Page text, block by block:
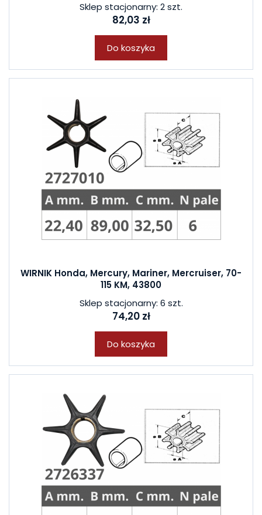
Sklep stacjonarny: 2 szt.
82,03 zł
Do koszyka
WIRNIK Honda, Mercury, Mariner, Mercruiser, 70-
115 KM, 43800
Sklep stacjonarny: 6 szt.
74,20 zł
Do koszyka